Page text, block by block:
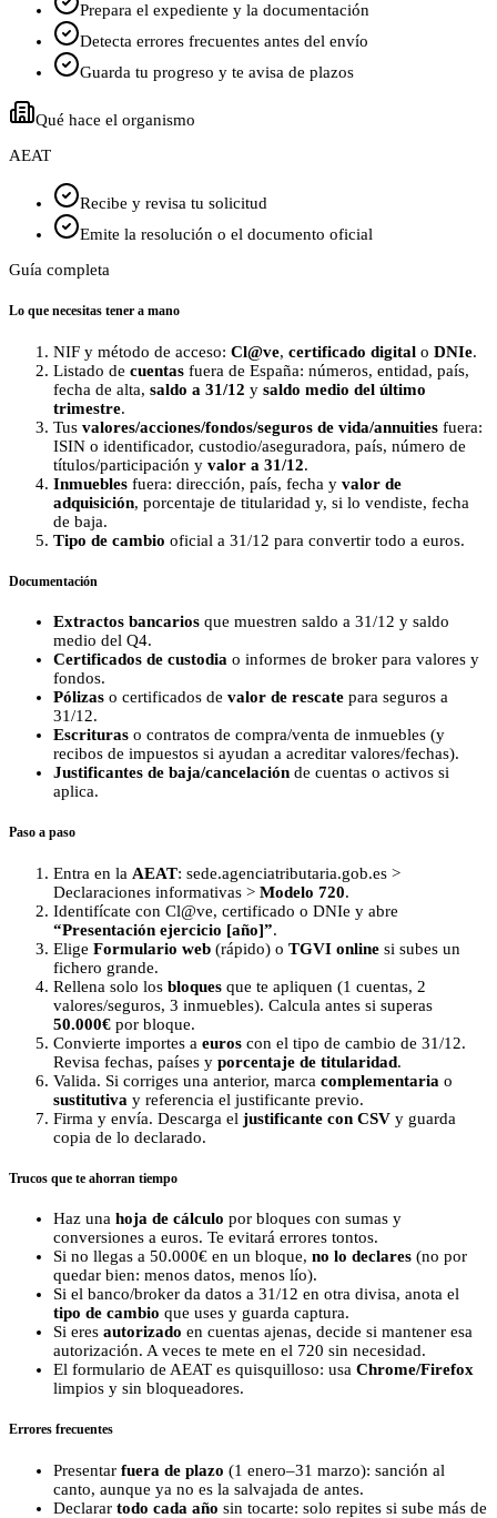
Prepara el expediente y la documentación
Detecta errores frecuentes antes del envío
Guarda tu progreso y te avisa de plazos
Qué hace el organismo
AEAT
Recibe y revisa tu solicitud
Emite la resolución o el documento oficial
Guía completa
Lo que necesitas tener a mano
NIF y método de acceso: Cl@ve, certificado digital o DNIe.
Listado de cuentas fuera de España: números, entidad, país,
fecha de alta, saldo a 31/12 y saldo medio del último
trimestre.
Tus valores/acciones/fondos/seguros de vida/annuities fuera:
ISIN o identificador, custodio/aseguradora, país, número de
títulos/participación y valor a 31/12.
Inmuebles fuera: dirección, país, fecha y valor de
adquisición, porcentaje de titularidad y, si lo vendiste, fecha
de baja.
Tipo de cambio oficial a 31/12 para convertir todo a euros.
Documentación
Extractos bancarios que muestren saldo a 31/12 y saldo
medio del Q4.
Certificados de custodia o informes de broker para valores y
fondos.
Pólizas o certificados de valor de rescate para seguros a
31/12.
Escrituras o contratos de compra/venta de inmuebles (y
recibos de impuestos si ayudan a acreditar valores/fechas).
Justificantes de baja/cancelación de cuentas o activos si
aplica.
Paso a paso
Entra en la AEAT: sede.agenciatributaria.gob.es >
Declaraciones informativas > Modelo 720.
Identifícate con Cl@ve, certificado o DNIe y abre
“Presentación ejercicio [año]”.
Elige Formulario web (rápido) o TGVI online si subes un
fichero grande.
Rellena solo los bloques que te apliquen (1 cuentas, 2
valores/seguros, 3 inmuebles). Calcula antes si superas
50.000€ por bloque.
Convierte importes a euros con el tipo de cambio de 31/12.
Revisa fechas, países y porcentaje de titularidad.
Valida. Si corriges una anterior, marca complementaria o
sustitutiva y referencia el justificante previo.
Firma y envía. Descarga el justificante con CSV y guarda
copia de lo declarado.
Trucos que te ahorran tiempo
Haz una hoja de cálculo por bloques con sumas y
conversiones a euros. Te evitará errores tontos.
Si no llegas a 50.000€ en un bloque, no lo declares (no por
quedar bien: menos datos, menos lío).
Si el banco/broker da datos a 31/12 en otra divisa, anota el
tipo de cambio que uses y guarda captura.
Si eres autorizado en cuentas ajenas, decide si mantener esa
autorización. A veces te mete en el 720 sin necesidad.
El formulario de AEAT es quisquilloso: usa Chrome/Firefox
limpios y sin bloqueadores.
Errores frecuentes
Presentar fuera de plazo (1 enero–31 marzo): sanción al
canto, aunque ya no es la salvajada de antes.
Declarar todo cada año sin tocarte: solo repites si sube más de